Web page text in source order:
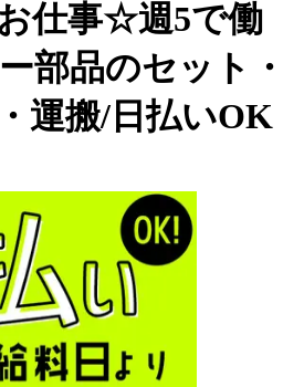
仕事☆週5で働
部品のセット・
運搬/日払いOK